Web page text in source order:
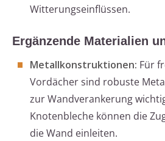
Witterungseinflüssen.
Ergänzende Materialien
Metallkonstruktionen: Für
Vordächer sind robuste
zur Wandverankerung
Knotenbleche können die
die Wand einleiten.